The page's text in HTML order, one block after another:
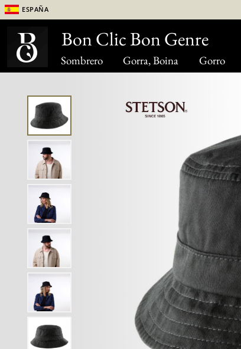
Sombrero Gorra, Boina Gorro
España
Bon Clic Bon Genre